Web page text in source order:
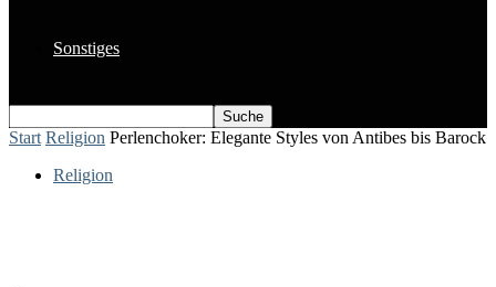
Sonstiges
Start Religion Perlenchoker: Elegante Styles von Antibes bis Barock
Religion